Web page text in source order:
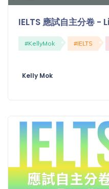
時符
合所
有標
籤」
精準
IELTS 應試自主分卷 -
#KellyMok #IELTS
Kelly Mok